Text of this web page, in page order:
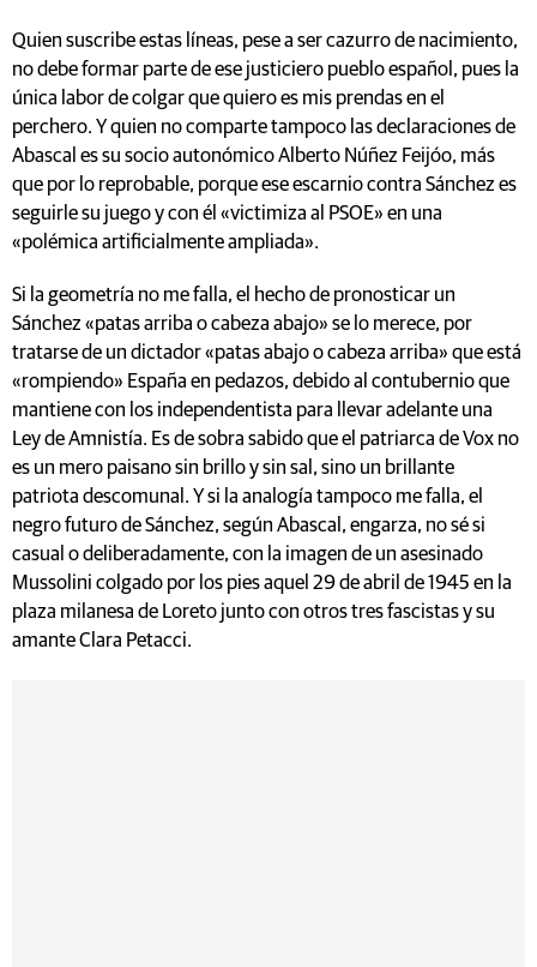
Quien suscribe estas líneas, pese a ser cazurro de nacimiento,
no debe formar parte de ese justiciero pueblo español, pues la
única labor de colgar que quiero es mis prendas en el
perchero. Y quien no comparte tampoco las declaraciones de
Abascal es su socio autonómico Alberto Núñez Feijóo, más
que por lo reprobable, porque ese escarnio contra Sánchez es
seguirle su juego y con él «victimiza al PSOE» en una
«polémica artificialmente ampliada».
Si la geometría no me falla, el hecho de pronosticar un
Sánchez «patas arriba o cabeza abajo» se lo merece, por
tratarse de un dictador «patas abajo o cabeza arriba» que está
«rompiendo» España en pedazos, debido al contubernio que
mantiene con los independentista para llevar adelante una
Ley de Amnistía. Es de sobra sabido que el patriarca de Vox no
es un mero paisano sin brillo y sin sal, sino un brillante
patriota descomunal. Y si la analogía tampoco me falla, el
negro futuro de Sánchez, según Abascal, engarza, no sé si
casual o deliberadamente, con la imagen de un asesinado
Mussolini colgado por los pies aquel 29 de abril de 1945 en la
plaza milanesa de Loreto junto con otros tres fascistas y su
amante Clara Petacci.